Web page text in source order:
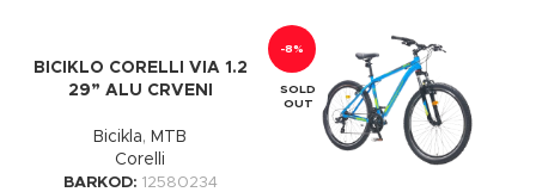
BICIKLO CORELLI VIA 1.2
29” ALU CRVENI
Bicikla, MTB
Corelli
BARKOD: 12580234
-8%
SOLD
OUT